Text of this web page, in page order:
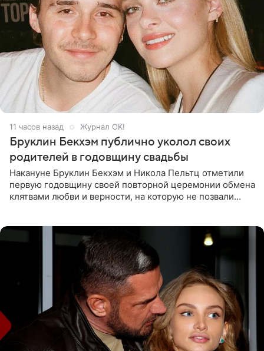
11 часов назад Журнал OK!
Бруклин Бекхэм публично уколол своих
родителей в годовщину свадьбы
Накануне Бруклин Бекхэм и Никола Пельтц отметили
первую годовщину своей повторной церемонии обмена
клятвами любви и верности, на которую не позвали